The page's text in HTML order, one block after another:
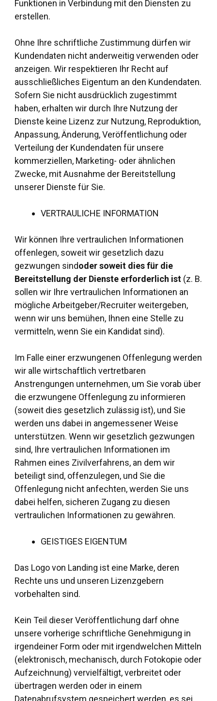
Funktionen in Verbindung mit den Diensten zu
erstellen.
Ohne Ihre schriftliche Zustimmung dürfen wir
Kundendaten nicht anderweitig verwenden oder
anzeigen. Wir respektieren Ihr Recht auf
ausschließliches Eigentum an den Kundendaten.
Sofern Sie nicht ausdrücklich zugestimmt
haben, erhalten wir durch Ihre Nutzung der
Dienste keine Lizenz zur Nutzung, Reproduktion,
Anpassung, Änderung, Veröffentlichung oder
Verteilung der Kundendaten für unsere
kommerziellen, Marketing- oder ähnlichen
Zwecke, mit Ausnahme der Bereitstellung
unserer Dienste für Sie.
VERTRAULICHE INFORMATION
Wir können Ihre vertraulichen Informationen
offenlegen, soweit wir gesetzlich dazu
gezwungen sindoder soweit dies für die
Bereitstellung der Dienste erforderlich ist (z. B.
sollen wir Ihre vertraulichen Informationen an
mögliche Arbeitgeber/Recruiter weitergeben,
wenn wir uns bemühen, Ihnen eine Stelle zu
vermitteln, wenn Sie ein Kandidat sind).
Im Falle einer erzwungenen Offenlegung werden
wir alle wirtschaftlich vertretbaren
Anstrengungen unternehmen, um Sie vorab über
die erzwungene Offenlegung zu informieren
(soweit dies gesetzlich zulässig ist), und Sie
werden uns dabei in angemessener Weise
unterstützen. Wenn wir gesetzlich gezwungen
sind, Ihre vertraulichen Informationen im
Rahmen eines Zivilverfahrens, an dem wir
beteiligt sind, offenzulegen, und Sie die
Offenlegung nicht anfechten, werden Sie uns
dabei helfen, sicheren Zugang zu diesen
vertraulichen Informationen zu gewähren.
GEISTIGES EIGENTUM
Das Logo von Landing ist eine Marke, deren
Rechte uns und unseren Lizenzgebern
vorbehalten sind.
Kein Teil dieser Veröffentlichung darf ohne
unsere vorherige schriftliche Genehmigung in
irgendeiner Form oder mit irgendwelchen Mitteln
(elektronisch, mechanisch, durch Fotokopie oder
Aufzeichnung) vervielfältigt, verbreitet oder
übertragen werden oder in einem
Datenabrufsystem gespeichert werden, es sei